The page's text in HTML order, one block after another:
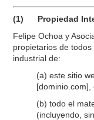
(1) Propiedad
Felipe Ochoa y
propietarios de
industrial de:
(a) este sitio
[dominio.com],
(b) todo el
(incluyendo,